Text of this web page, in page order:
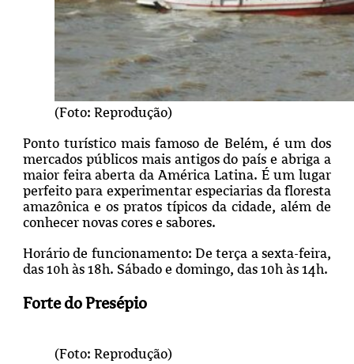
(Foto: Reprodução)
Ponto turístico mais famoso de Belém, é um dos
mercados públicos mais antigos do país e abriga a
maior feira aberta da América Latina. É um lugar
perfeito para experimentar especiarias da floresta
amazônica e os pratos típicos da cidade, além de
conhecer novas cores e sabores.
Horário de funcionamento: De terça a sexta-feira,
das 10h às 18h. Sábado e domingo, das 10h às 14h.
Forte do Presépio
(Foto: Reprodução)